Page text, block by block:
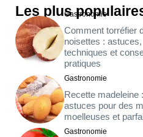
Les plusGastronomie
Comment torréfier
noisettes : astuces,
techniques et
pratiques
Gastronomie
Recette madeleine
astuces pour des
moelleuses et
Gastronomie